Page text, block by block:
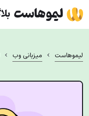
لیموهاست › میزبانی وب ›